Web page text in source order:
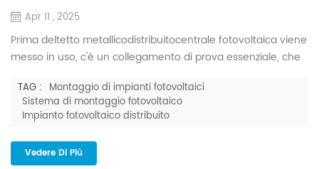
Apr 11 , 2025
Prima deltetto metallicodistribuitocentrale fotovoltaica viene
messo in uso, c'è un collegamento di prova essenziale, che
all'efficienza operativa a lungo termine
dell'alimentazionepianta - il test di estrazione. Simulando
una varietà di condizioni di carico, il test
meccanicoprestazionedelMORSETTO È valutati in modo
completo, prevenendo cos...
TAG : Montaggio di impianti fotovoltaici
Sistema di montaggio fotovoltaico
Impianto fotovoltaico distribuito
Vedere Di Più